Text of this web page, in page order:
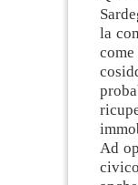
la
Ad